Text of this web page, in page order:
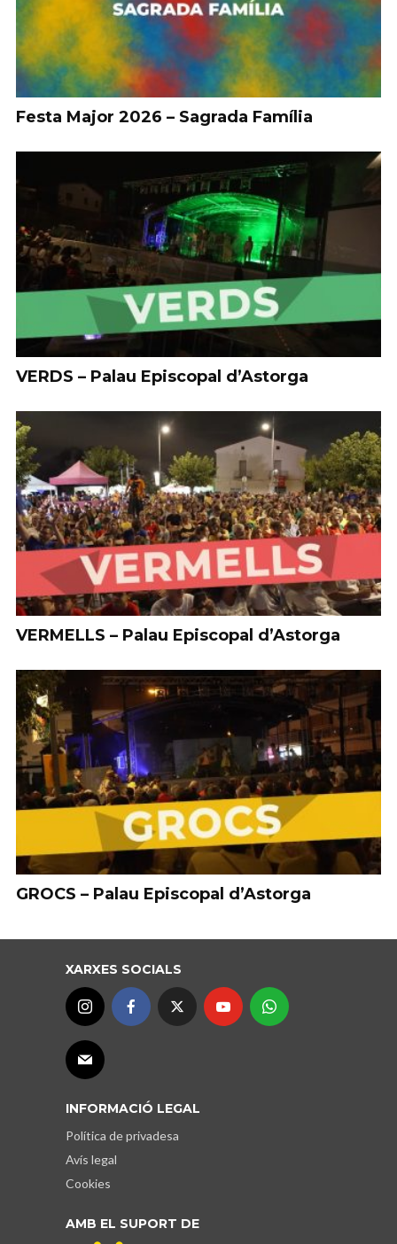
Festa Major 2026 – Sagrada Família
VERDS – Palau Episcopal d’Astorga
VERMELLS – Palau Episcopal d’Astorga
GROCS – Palau Episcopal d’Astorga
XARXES SOCIALS
INFORMACIÓ LEGAL
Política de privadesa
Avís legal
Cookies
AMB EL SUPORT DE